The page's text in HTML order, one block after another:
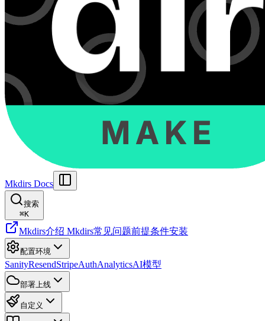
Mkdirs Docs
搜索
⌘K
Mkdirs介绍 Mkdirs常见问题前提条件安装
配置环境
SanityResendStripeAuthAnalyticsAI模型
部署上线
自定义